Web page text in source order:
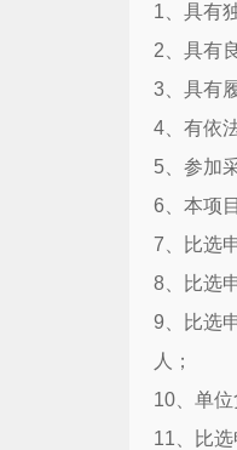
1 、具有
2 、具有
3 、具有
4 、有依
5 、参加
6 、本项
7 、比选
8 、比选
9 、比选
人；
10 、单
11
比选